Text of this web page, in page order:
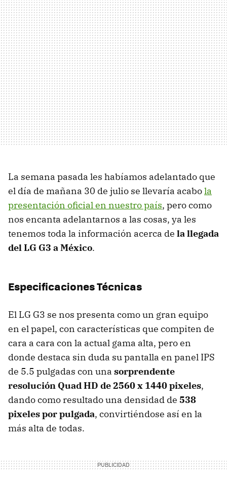
La semana pasada les habíamos adelantado que
el día de mañana 30 de julio se llevaría acabola
presentación oficial en nuestro país, pero como
nos encanta adelantarnos a las cosas, ya les
tenemos toda la información acerca de la llegada
del LG G3 a México.
Especificaciones Técnicas
El LG G3 se nos presenta como un gran equipo
en el papel, con características que compiten de
cara a cara con la actual gama alta, pero en
donde destaca sin duda su pantalla en panel IPS
de 5.5 pulgadas con una sorprendente
resolución Quad HD de 2560 x 1440 pixeles,
dando como resultado una densidad de 538
pixeles por pulgada, convirtiéndose así en la
más alta de todas.